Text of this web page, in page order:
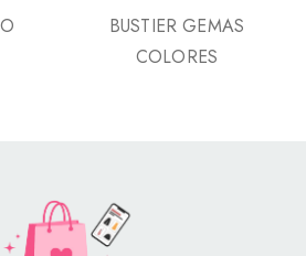
BUSTIER GEMAS
COLORES